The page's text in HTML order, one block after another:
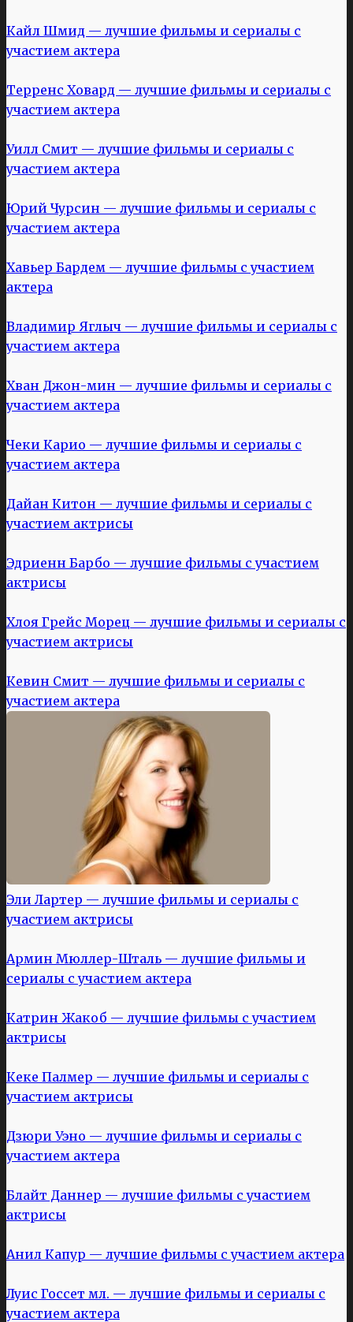
Кайл Шмид — лучшие фильмы и сериалы с
участием актера
Терренс Ховард — лучшие фильмы и сериалы с
участием актера
Уилл Смит — лучшие фильмы и сериалы с
участием актера
Юрий Чурсин — лучшие фильмы и сериалы с
участием актера
Хавьер Бардем — лучшие фильмы с участием
актера
Владимир Яглыч — лучшие фильмы и сериалы с
участием актера
Хван Джон-мин — лучшие фильмы и сериалы с
участием актера
Чеки Карио — лучшие фильмы и сериалы с
участием актера
Дайан Китон — лучшие фильмы и сериалы с
участием актрисы
Эдриенн Барбо — лучшие фильмы с участием
актрисы
Хлоя Грейс Морец — лучшие фильмы и сериалы с
участием актрисы
Кевин Смит — лучшие фильмы и сериалы с
участием актера
Эли Лартер — лучшие фильмы и сериалы с
участием актрисы
Армин Мюллер-Шталь — лучшие фильмы и
сериалы с участием актера
Катрин Жакоб — лучшие фильмы с участием
актрисы
Кеке Палмер — лучшие фильмы и сериалы с
участием актрисы
Дзюри Уэно — лучшие фильмы и сериалы с
участием актера
Блайт Даннер — лучшие фильмы с участием
актрисы
Анил Капур — лучшие фильмы с участием актера
Луис Госсет мл. — лучшие фильмы и сериалы с
участием актера